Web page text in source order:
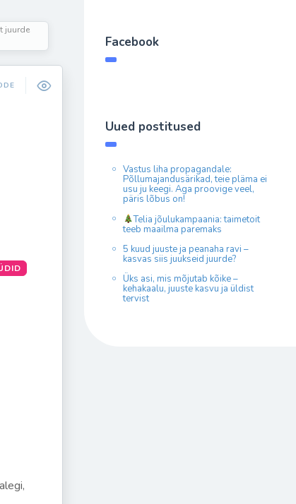
juurde
Facebook
Uued postitused
Vastus liha propagandale:
Põllumajandusärikad, teie pläma ei
usu ju keegi. Aga proovige veel,
päris lõbus on!
Telia jõulukampaania: taimetoit
teeb maailma paremaks
5 kuud juuste ja peanaha ravi –
kasvas siis juukseid juurde?
Üks asi, mis mõjutab kõike –
kehakaalu, juuste kasvu ja üldist
tervist